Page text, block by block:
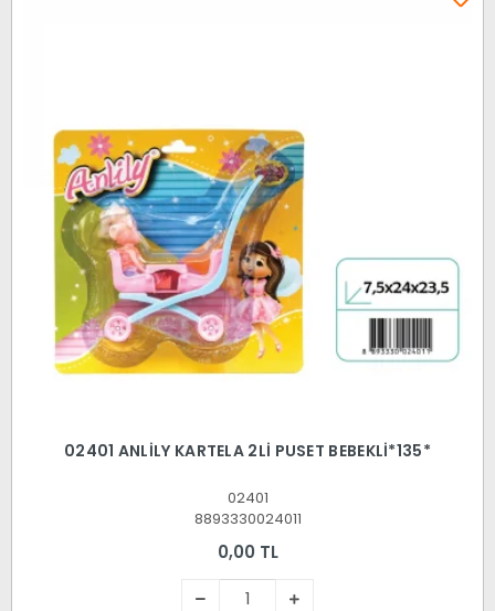
02401 ANLİLY KARTELA 2Lİ PUSET BEBEKLİ*135*
02401
8893330024011
0,00 TL